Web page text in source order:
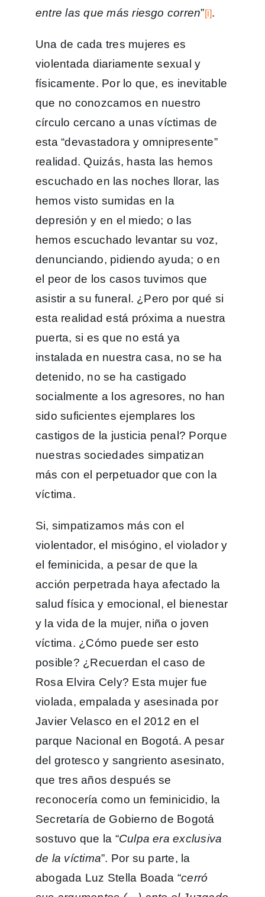
entre las que más riesgo corren”[i].
Una de cada tres mujeres es
violentada diariamente sexual y
físicamente. Por lo que, es inevitable
que no conozcamos en nuestro
círculo cercano a unas víctimas de
esta “devastadora y omnipresente”
realidad. Quizás, hasta las hemos
escuchado en las noches llorar, las
hemos visto sumidas en la
depresión y en el miedo; o las
hemos escuchado levantar su voz,
denunciando, pidiendo ayuda; o en
el peor de los casos tuvimos que
asistir a su funeral. ¿Pero por qué si
esta realidad está próxima a nuestra
puerta, si es que no está ya
instalada en nuestra casa, no se ha
detenido, no se ha castigado
socialmente a los agresores, no han
sido suficientes ejemplares los
castigos de la justicia penal? Porque
nuestras sociedades simpatizan
más con el perpetuador que con la
víctima.
Si, simpatizamos más con el
violentador, el misógino, el violador y
el feminicida, a pesar de que la
acción perpetrada haya afectado la
salud física y emocional, el bienestar
y la vida de la mujer, niña o joven
víctima. ¿Cómo puede ser esto
posible? ¿Recuerdan el caso de
Rosa Elvira Cely? Esta mujer fue
violada, empalada y asesinada por
Javier Velasco en el 2012 en el
parque Nacional en Bogotá. A pesar
del grotesco y sangriento asesinato,
que tres años después se
reconocería como un feminicidio, la
Secretaría de Gobierno de Bogotá
sostuvo que la “Culpa era exclusiva
de la víctima”. Por su parte, la
abogada Luz Stella Boada “cerró